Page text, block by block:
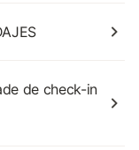
de check-in